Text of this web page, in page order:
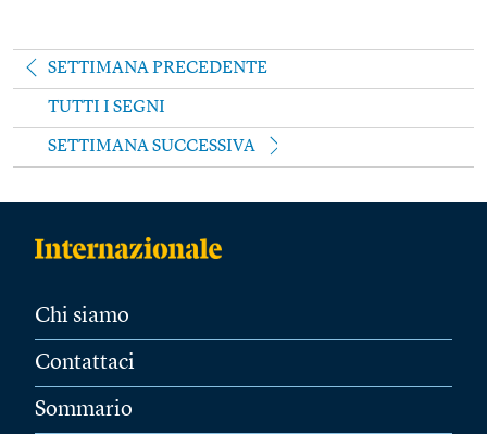
SETTIMANA PRECEDENTE
TUTTI I SEGNI
SETTIMANA SUCCESSIVA
Chi siamo
Contattaci
Sommario